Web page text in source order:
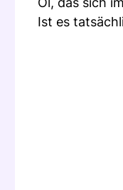
Ist es